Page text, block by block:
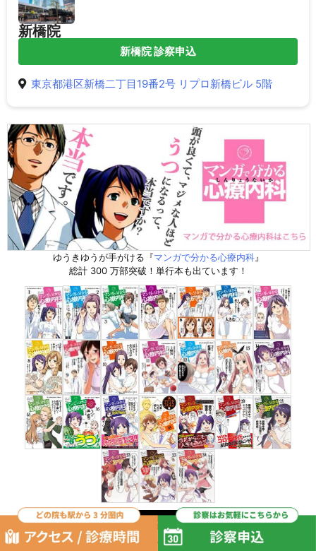
新橋院
新橋院 診察申込
東京都港区新橋二丁目19番2号 リプロ新橋ビル 5階
ゆうきゆうが手がける『マンガで分かる心療内科』
総計 300 万部突破！単行本も出ています！
マンガの更新情報を Twitter でお届けします。